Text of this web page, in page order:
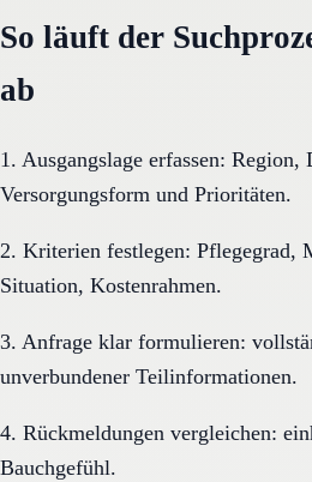
So läuft der
ab
1. Ausgangslage erfassen:
Versorgungsform und Prioritäten.
2. Kriterien festlegen: Pflegegrad,
Situation, Kostenrahmen.
3. Anfrage klar formulieren:
unverbundener Teilinformationen.
4. Rückmeldungen vergleichen:
Bauchgefühl.